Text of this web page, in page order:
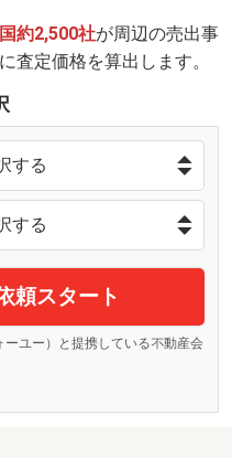
約2,500社が周辺の売出事
査定価格を算出します。
頼スタート
ユー）と提携している不動産会